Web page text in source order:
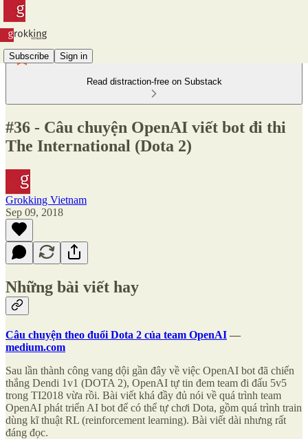
Subscribe Sign in
Read distraction-free on Substack
#36 - Câu chuyện OpenAI viết bot đi thi
The International (Dota 2)
Grokking Vietnam
Sep 09, 2018
Những bài viết hay
Câu chuyện theo đuổi Dota 2 của team OpenAI —
medium.com
Sau lần thành công vang dội gần đây về việc OpenAI bot đã chiến
thắng Dendi 1v1 (DOTA 2), OpenAI tự tin đem team đi đấu 5v5
trong TI2018 vừa rồi. Bài viết khá đầy đủ nói về quá trình team
OpenAI phát triển AI bot để có thể tự chơi Dota, gồm quá trình train
dùng kĩ thuật RL (reinforcement learning). Bài viết dài nhưng rất
đáng đọc.